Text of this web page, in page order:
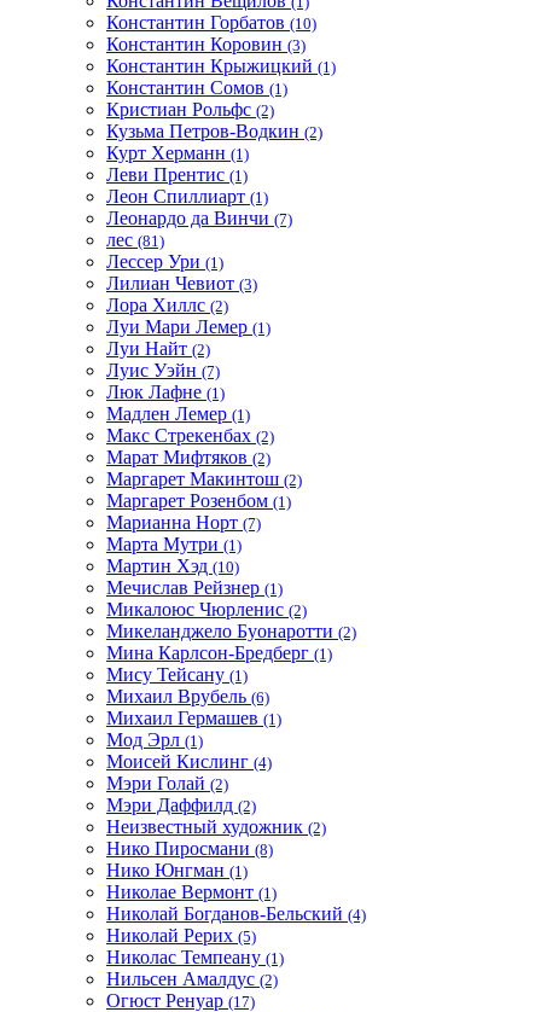
Константин Горбатов (10)
Константин Коровин (3)
Константин Крыжицкий (1)
Константин Сомов (1)
Кристиан Рольфс (2)
Кузьма Петров-Водкин (2)
Курт Херманн (1)
Леви Прентис (1)
Леон Спиллиарт (1)
Леонардо да Винчи (7)
лес (81)
Лессер Ури (1)
Лилиан Чевиот (3)
Лора Хиллс (2)
Луи Мари Лемер (1)
Луи Найт (2)
Луис Уэйн (7)
Люк Лафне (1)
Мадлен Лемер (1)
Макс Стрекенбах (2)
Марат Мифтяков (2)
Маргарет Макинтош (2)
Маргарет Розенбом (1)
Марианна Норт (7)
Марта Мутри (1)
Мартин Хэд (10)
Мечислав Рейзнер (1)
Микалоюс Чюрленис (2)
Микеланджело Буонаротти (2)
Мина Карлсон-Бредберг (1)
Мису Тейсану (1)
Михаил Врубель (6)
Михаил Гермашев (1)
Мод Эрл (1)
Моисей Кислинг (4)
Мэри Голай (2)
Мэри Даффилд (2)
Неизвестный художник (2)
Нико Пиросмани (8)
Нико Юнгман (1)
Николае Вермонт (1)
Николай Богданов-Бельский (4)
Николай Рерих (5)
Николас Темпеану (1)
Нильсен Амалдус (2)
Огюст Ренуар (17)